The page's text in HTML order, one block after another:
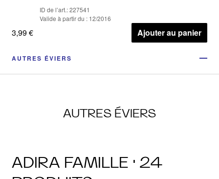
ID de l’art.: 227541
Valide à partir du : 12/2016
3,99 € Ajouter au panier
AUTRES ÉVIERS
AUTRES ÉVIERS
ADIRA FAMILLE · 24